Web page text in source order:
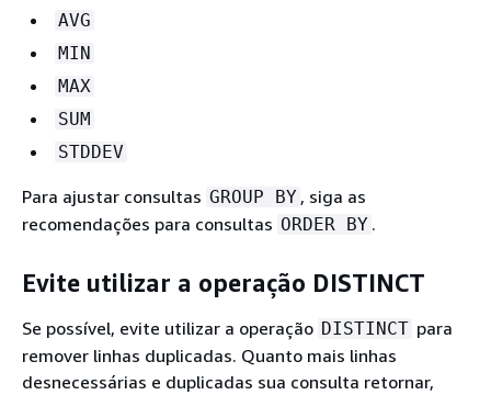
AVG
MIN
MAX
SUM
STDDEV
Para ajustar consultas GROUP BY , siga as
recomendações para consultas ORDER BY .
Evite utilizar a operação DISTINCT
Se possível, evite utilizar a operação DISTINCT para
remover linhas duplicadas. Quanto mais linhas
desnecessárias e duplicadas sua consulta retornar,